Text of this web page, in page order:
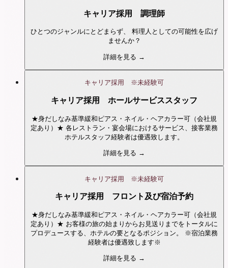
キャリア採用 調理師
ひとつのジャンルにとどまらず、 料理人としての可能性を広げ
ませんか？
詳細を見る →
キャリア採用 ※未経験可
キャリア採用 ホールサービススタッフ
★身だしなみ基準緩和ピアス・ネイル・ヘアカラー可（会社規
定あり）★ 各レストラン・宴会場におけるサービス、接客業務
ホテルスタッフ経験者は優遇致します。
詳細を見る →
キャリア採用 ※未経験可
キャリア採用 フロント及び宿泊予約
★身だしなみ基準緩和ピアス・ネイル・ヘアカラー可（会社規
定あり）★ お客様の旅の始まりからお見送りまでをトータルに
プロデュースする、ホテルの要となるポジション。 ※宿泊業務
経験者は優遇致します※
詳細を見る →